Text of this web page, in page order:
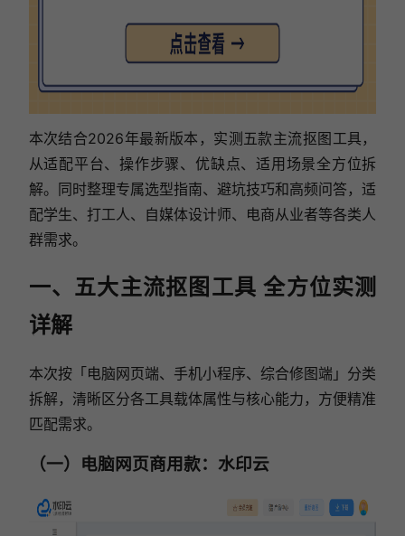
本次结合2026年最新版本，实测五款主流抠图工具，
从适配平台、操作步骤、优缺点、适用场景全方位拆
解。同时整理专属选型指南、避坑技巧和高频问答，适
配学生、打工人、自媒体设计师、电商从业者等各类人
群需求。
一、五大主流抠图工具 全方位实测
详解
本次按「电脑网页端、手机小程序、综合修图端」分类
拆解，清晰区分各工具载体属性与核心能力，方便精准
匹配需求。
（一）电脑网页商用款：水印云